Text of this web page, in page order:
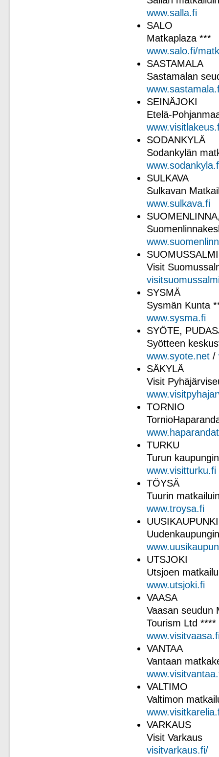
www.salla.fi
SALO
Matkaplaza ***
www.salo.fi/
SASTAMALA
Sastamalan
SEINÄJOKI
Etelä-
www.
SODANKYLÄ
Sodankylän
SULKAVA
Sulkavan
www.sulkava.fi
SUOMUSSALMI
Visit
SYSMÄ
Sysmän Kunta
www.sysma.fi
SYÖTE,
Syötteen
www.syote.net /
SÄKYLÄ
Visit
TORNIO
TURKU
Turun
www.visitturku.fi
TÖYSÄ
Tuurin
www.troysa.fi
UUSIKAUPUNKI
UTSJOKI
Utsjoen
www.utsjoki.fi
VAASA
Vaasan seudun
Tourism Ltd ****
VANTAA
Vantaan
VALTIMO
Valtimon
VARKAUS
Visit Varkaus
visitvarkaus.fi/